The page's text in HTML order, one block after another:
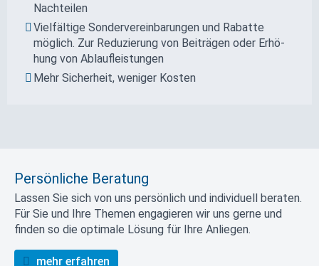
Nachteilen
Vielfältige Sonder­vereinbarungen und Rabatte
möglich. Zur Reduzierung von Beiträgen oder Erhö­
hung von Ablauf­leistungen
Mehr Sicherheit, weniger Kosten
Persönliche Beratung
Lassen Sie sich von uns persönlich und individuell beraten.
Für Sie und Ihre Themen engagieren wir uns gerne und
finden so die optimale Lösung für Ihre Anliegen.
mehr erfahren